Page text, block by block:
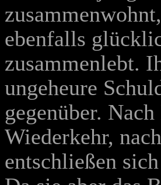
ebenfalls
zusammenlebt.
ungeheure
gegenüber.
Wiederkehr,
entschließen